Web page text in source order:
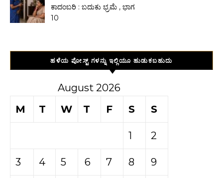
ಕಾದಂಬರಿ : ಬದುಕು ಭ್ರಮೆ , ಭಾಗ
10
ಹಳೆಯ ಪೋಸ್ಟ್ ಗಳನ್ನು ಇಲ್ಲಿಯೂ ಹುಡುಕಬಹುದು
August 2026
M
T W T F S S
1 2
3 4 5 6 7 8 9